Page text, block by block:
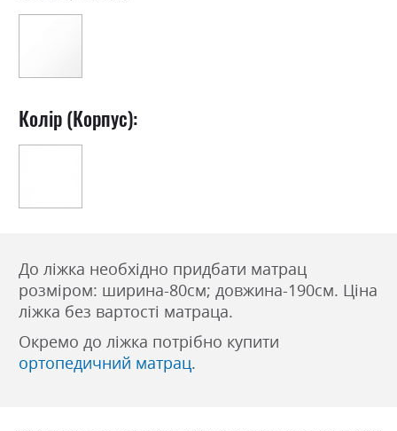
Колір (Корпус):
До ліжка необхідно придбати матрац
розміром: ширина-80см; довжина-190см. Ціна
ліжка без вартості матраца.
Окремо до ліжка потрібно купити
ортопедичний матрац.